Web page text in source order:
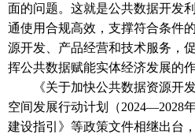
面的问题。这就是公共数据开发
通使用合规高效，支撑符合条件
源开发、产品经营和技术服务，
挥公共数据赋能实体经济发展的作
《关于加快公共数据资源开发
空间发展行动计划（2024—2028
建设指引》等政策文件相继出台